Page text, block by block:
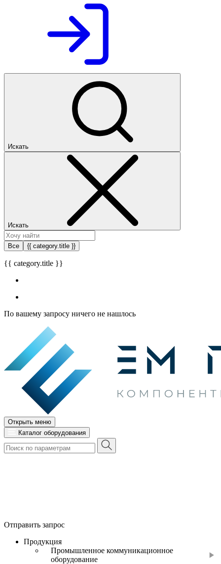
Искать
Искать
Все {{ category.title }}
{{ category.title }}
По вашему запросу ничего не нашлось
Открыть меню
Каталог оборудования
Отправить запрос
Продукция
Промышленное коммуникационное
оборудование